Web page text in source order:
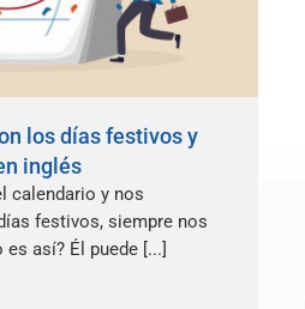
los días festivos y
inglés
calendario y nos
festivos, siempre nos
así? Él puede [...]